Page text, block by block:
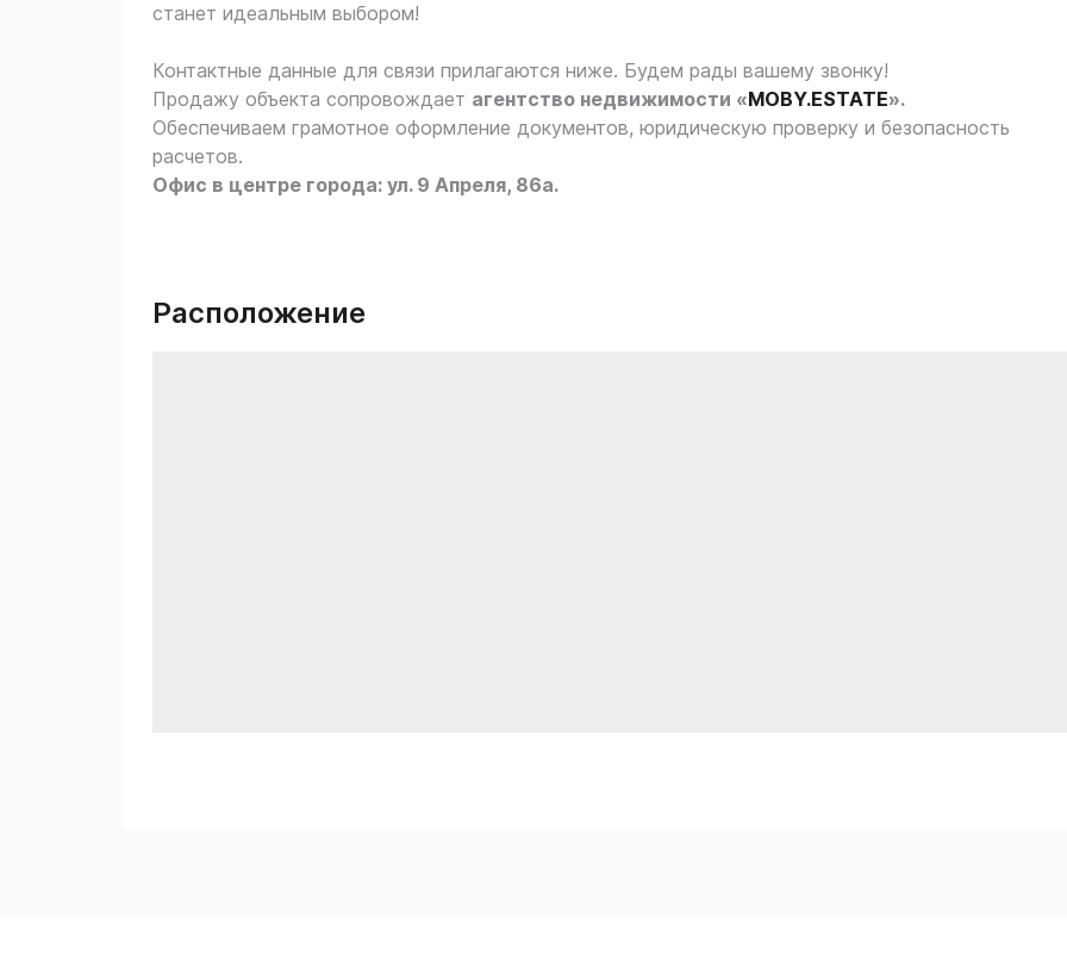
станет идеальным выбором!
Контактные данные для связи прилагаются ниже. Будем рады вашему звонку!
Продажу объекта сопровождает агентство недвижимости «MOBY.ESTATE».
Обеспечиваем грамотное оформление документов, юридическую проверку и безопасность
расчетов.
Офис в центре города: ул. 9 Апреля, 86а.
Расположение